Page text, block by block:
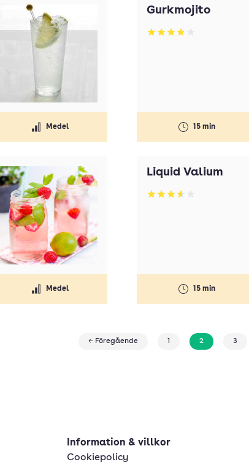
Medel
Gurkmojito
Betyg: 3.89 av 5
15 min
Medel
Liquid Valium
Betyg: 3.67 av 5
15 min
← Föregående 1 2 3
Information & villkor
Cookiepolicy